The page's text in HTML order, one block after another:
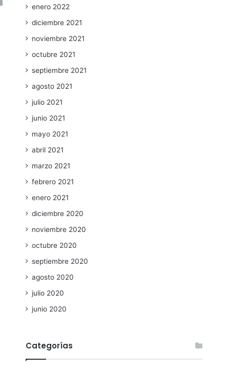
enero 2022
diciembre 2021
noviembre 2021
octubre 2021
septiembre 2021
agosto 2021
julio 2021
junio 2021
mayo 2021
abril 2021
marzo 2021
febrero 2021
enero 2021
diciembre 2020
noviembre 2020
octubre 2020
septiembre 2020
agosto 2020
julio 2020
junio 2020
Categorías